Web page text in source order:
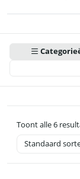
Toont alle 6